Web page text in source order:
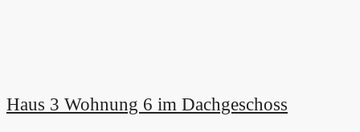
Haus 3 Wohnung 6 im Dachgeschoss